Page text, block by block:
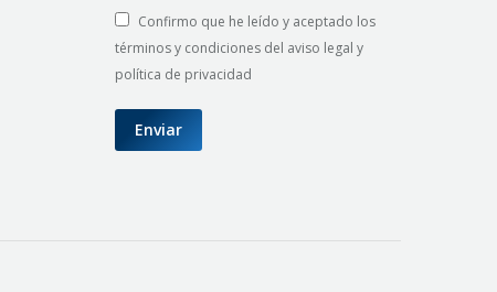
Confirmo que he leído y aceptado los
términos y condiciones del aviso legal y
política de privacidad
Enviar